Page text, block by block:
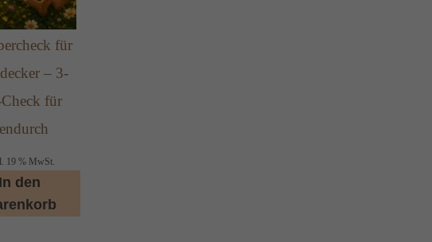
für
– 3-
für
19 % MwSt.
In den